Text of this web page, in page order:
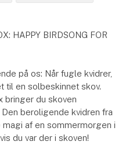
HAPPY BIRDSONG FOR
på os: Når fugle kvidrer,
til en solbeskinnet skov.
bringer du skoven
beroligende kvidren fra
af en sommermorgen i
du var der i skoven!